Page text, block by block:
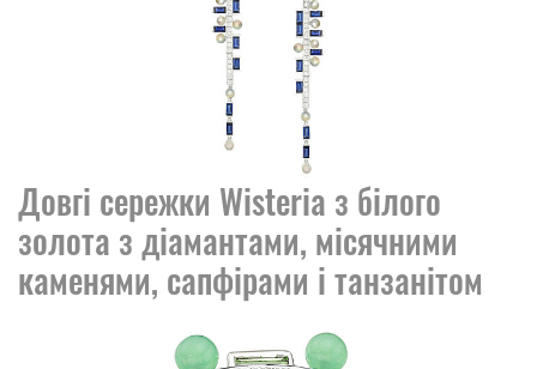
Довгі сережки Wisteria з білого
золота з діамантами, місячними
каменями, сапфірами і танзанітом